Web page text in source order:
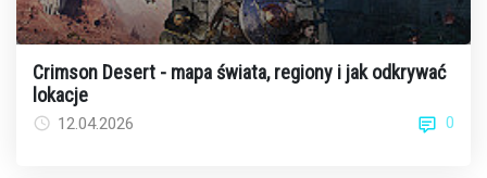
Crimson Desert - mapa świata, regiony i jak odkrywać
lokacje
12.04.2026 0